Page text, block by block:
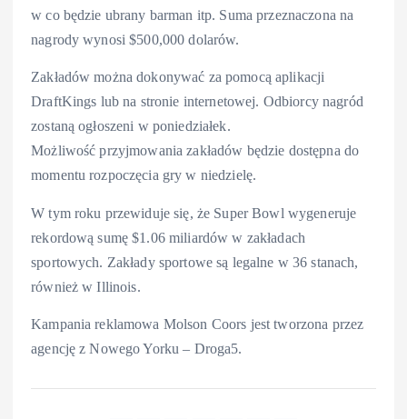
w co będzie ubrany barman itp. Suma przeznaczona na
nagrody wynosi $500,000 dolarów.
Zakładów można dokonywać za pomocą aplikacji
DraftKings lub na stronie internetowej. Odbiorcy nagród
zostaną ogłoszeni w poniedziałek.
Możliwość przyjmowania zakładów będzie dostępna do
momentu rozpoczęcia gry w niedzielę.
W tym roku przewiduje się, że Super Bowl wygeneruje
rekordową sumę $1.06 miliardów w zakładach
sportowych. Zakłady sportowe są legalne w 36 stanach,
również w Illinois.
Kampania reklamowa Molson Coors jest tworzona przez
agencję z Nowego Yorku – Droga5.